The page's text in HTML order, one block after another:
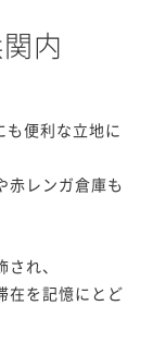
内
便利な立地に
赤レンガ倉庫も
れ、
在を記憶にとど